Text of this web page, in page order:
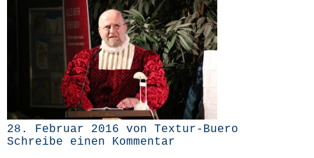
28. Februar 2016 von Textur-Buero
Schreibe einen Kommentar